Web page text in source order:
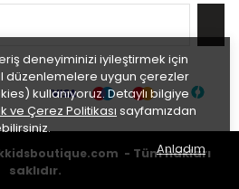
deneyiminizi iyileştirmek için
düzenlemelere uygun çerezler
kullanıyoruz. Detaylı bilgiye
ve Çerez Politikası sayfamızdan
Anladım
- Tüm hakları
saklıdır.